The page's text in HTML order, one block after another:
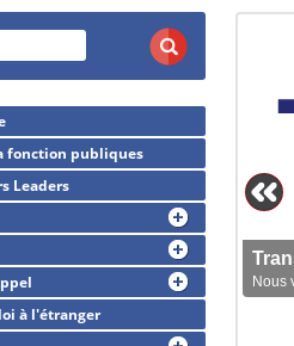
Nous
fonction publiques
Leaders
à l'étranger